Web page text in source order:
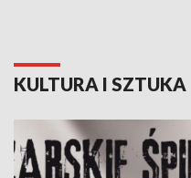
KULTURA I SZTUKA